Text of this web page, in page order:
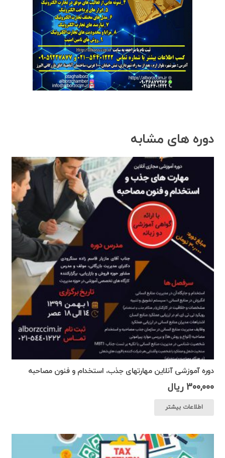
دوره های مشابه
دوره آموزشی آنلاین مهارتهای جذب، استخدام و فنون مصاحبه
300,000 ریال
اطلاعات بیشتر